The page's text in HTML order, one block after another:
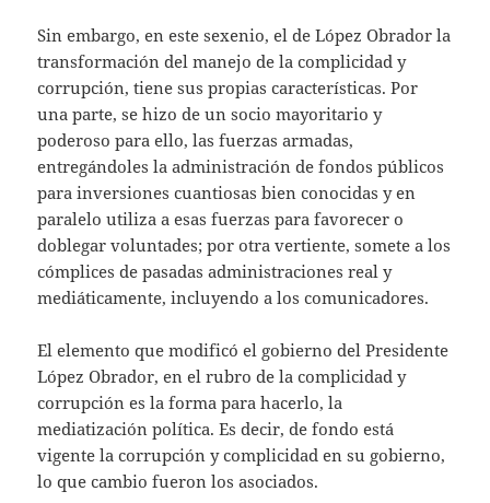
Sin embargo, en este sexenio, el de López Obrador la
transformación del manejo de la complicidad y
corrupción, tiene sus propias características. Por
una parte, se hizo de un socio mayoritario y
poderoso para ello, las fuerzas armadas,
entregándoles la administración de fondos públicos
para inversiones cuantiosas bien conocidas y en
paralelo utiliza a esas fuerzas para favorecer o
doblegar voluntades; por otra vertiente, somete a los
cómplices de pasadas administraciones real y
mediáticamente, incluyendo a los comunicadores.
El elemento que modificó el gobierno del Presidente
López Obrador, en el rubro de la complicidad y
corrupción es la forma para hacerlo, la
mediatización política. Es decir, de fondo está
vigente la corrupción y complicidad en su gobierno,
lo que cambio fueron los asociados.